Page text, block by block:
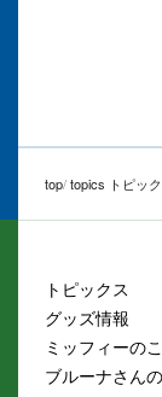
top topics トピッ
トピックス
グッズ情報
ミッフィーの
ブルーナさん